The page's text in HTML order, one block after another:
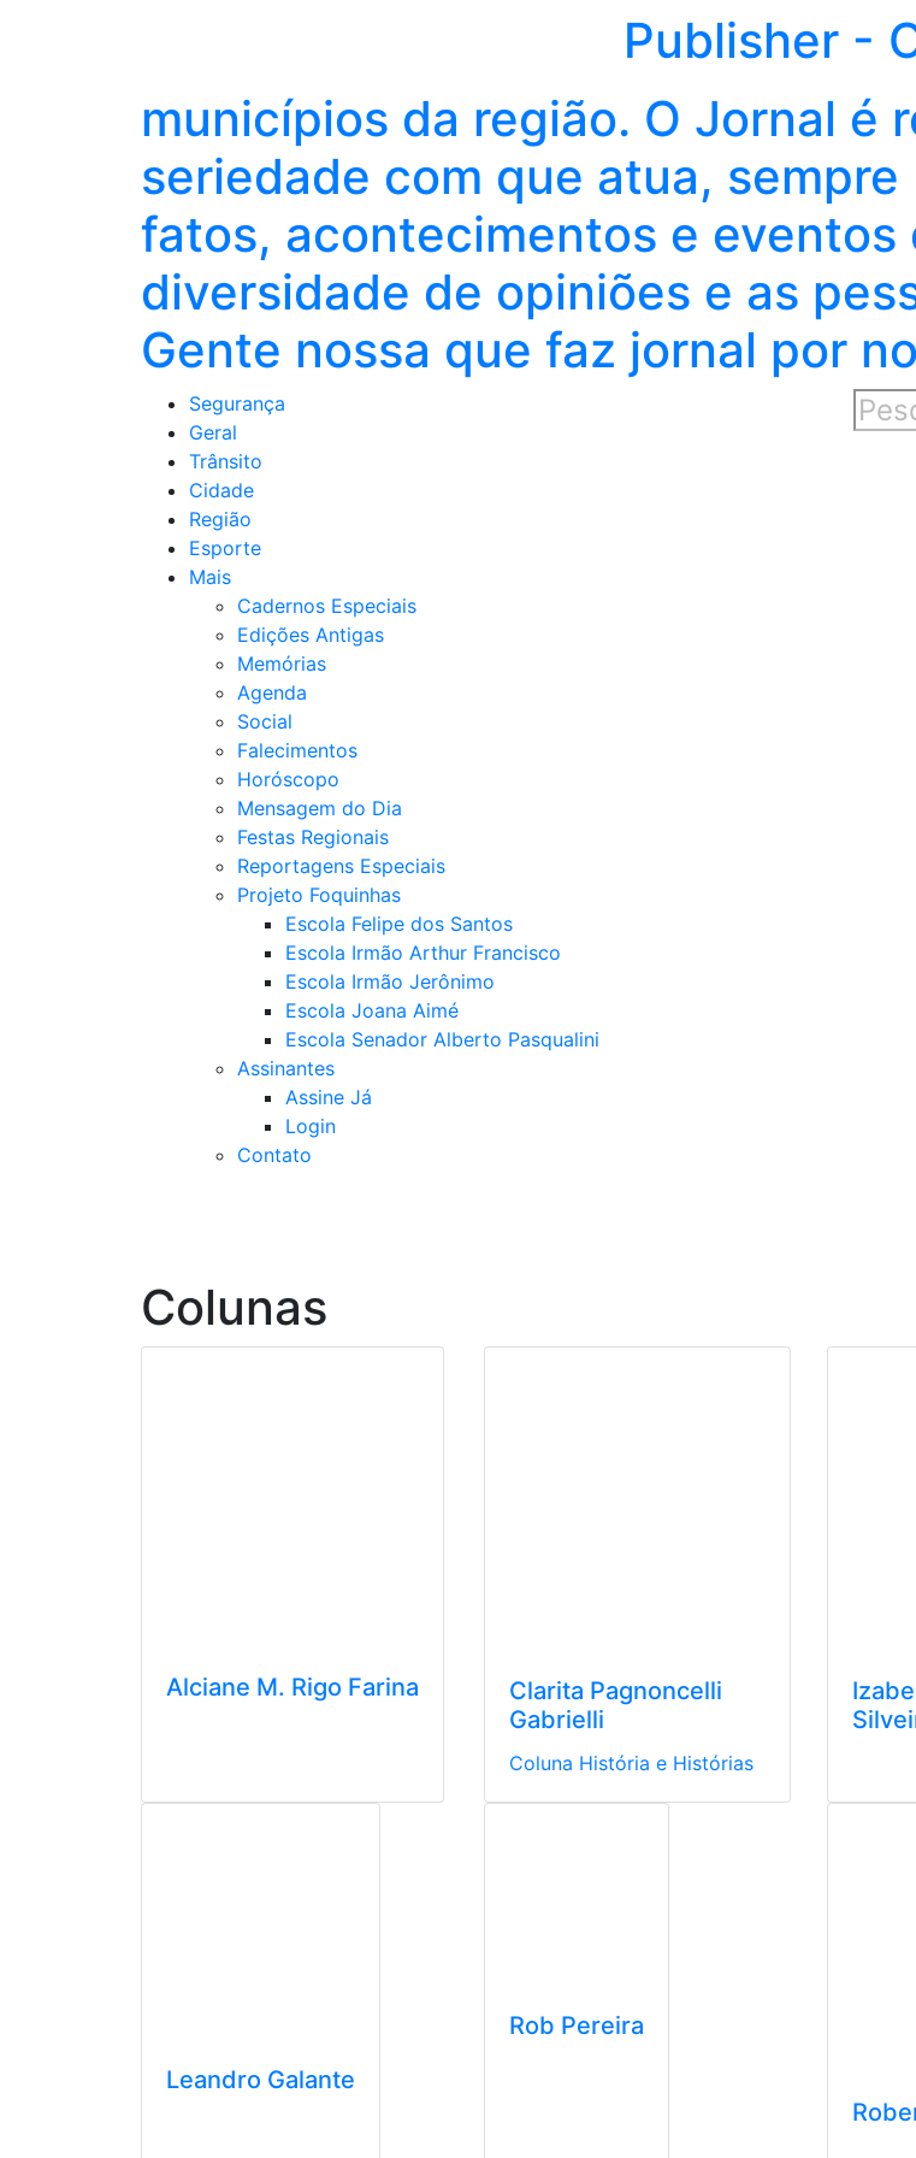
Publisher -
municípios da região. O Jornal é
seriedade com que atua,
fatos, acontecimentos e eventos
diversidade de opiniões e as
Gente nossa que faz jornal por
Segurança
Geral
Trânsito
Cidade
Região
Esporte
Mais
Cadernos Especiais
Edições Antigas
Memórias
Agenda
Social
Falecimentos
Horóscopo
Mensagem do Dia
Festas Regionais
Reportagens Especiais
Projeto Foquinhas
Escola Felipe dos Santos
Escola Irmão Arthur Francisco
Escola Irmão Jerônimo
Escola Joana Aimé
Escola Senador Alberto Pasqualini
Assinantes
Assine Já
Login
Contato
Colunas
Alciane M. Rigo Farina
Clarita Pagnoncelli
Gabrielli
Coluna História e Histórias
Leandro Galante
Rob Pereira